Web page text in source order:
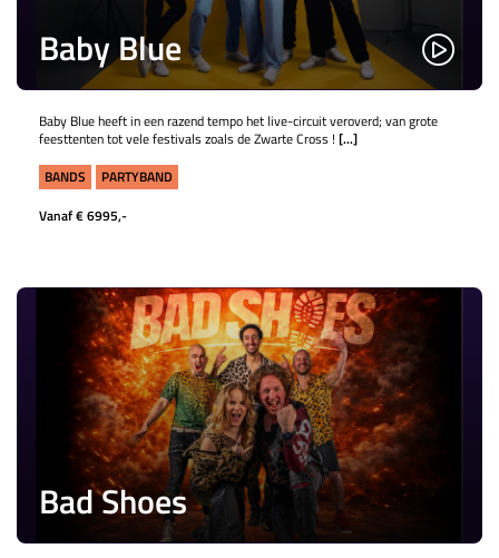
Baby Blue
Baby Blue heeft in een razend tempo het live-circuit veroverd; van grote
feesttenten tot vele festivals zoals de Zwarte Cross ! [...]
BANDS
PARTYBAND
Vanaf € 6995,-
Bad Shoes